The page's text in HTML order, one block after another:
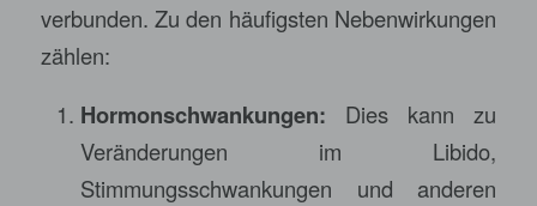
verbunden. Zu den häufigsten Nebenwirkungen
zählen:
Hormonschwankungen: Dies kann zu
Veränderungen im Libido,
Stimmungsschwankungen und anderen